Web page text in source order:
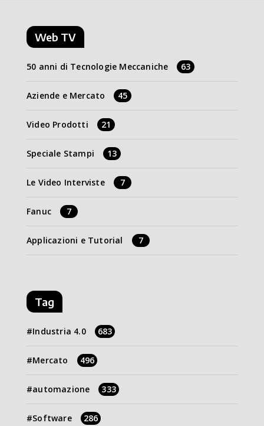
Web TV
50 anni di Tecnologie Meccaniche 63
Aziende e Mercato 45
Video Prodotti 21
Speciale Stampi 13
Le Video Interviste 7
Fanuc 7
Applicazioni e Tutorial 7
Tag
Industria 4.0 683
Mercato 496
automazione 333
Software 286